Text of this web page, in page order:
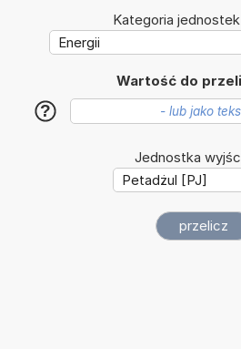
Kategoria
Wartość do
?
Jednostka